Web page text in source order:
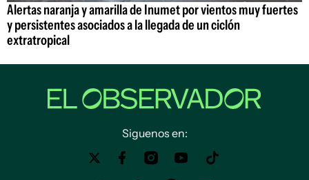
Alertas naranja y amarilla de Inumet por vientos muy fuertes
y persistentes asociados a la llegada de un ciclón
extratropical
Siguenos en: